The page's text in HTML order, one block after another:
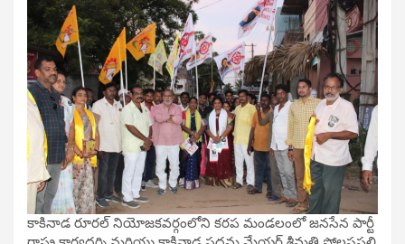
కాకినాడ రూరల్ నియోజకవర్గంలోని కరప మండలంలో జనసేన పార్టీ